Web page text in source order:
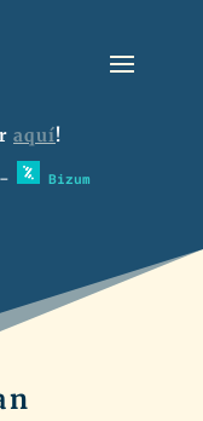
aquí!
– Bizum